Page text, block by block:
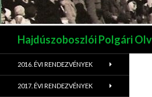
Hajdúszoboszlói Polgári
2016. ÉVI RENDEZVÉNYEK
2017. ÉVI RENDEZVÉNYEK